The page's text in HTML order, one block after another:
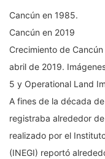
Cancún en 1985.
Cancún en 2019
Crecimiento de
abril de 2019.
5 y Operational Land
A fines de la década
registraba alrededor
realizado por el
(INEGI) reportó